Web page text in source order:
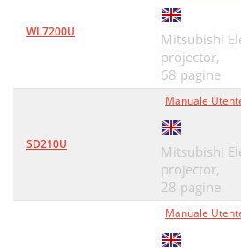
Spare lamp: VLT-XD95LP
WL7200U
Mitsubishi
projector,
68 pagine
SD210U
Manuale
Mitsubishi
projector,
28 pagine
Manuale